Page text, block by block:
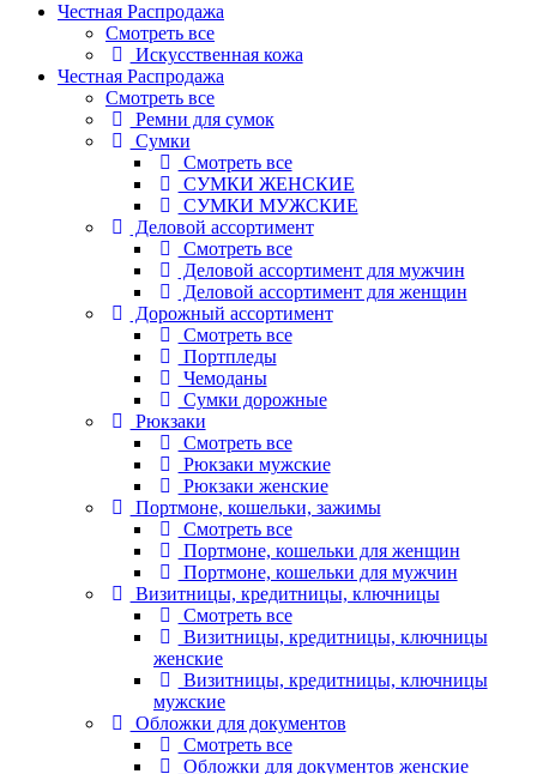
Честная Распродажа
Смотреть все
Искусственная кожа
Честная Распродажа
Смотреть все
Ремни для сумок
Сумки
Смотреть все
СУМКИ ЖЕНСКИЕ
СУМКИ МУЖСКИЕ
Деловой ассортимент
Смотреть все
Деловой ассортимент для мужчин
Деловой ассортимент для женщин
Дорожный ассортимент
Смотреть все
Портпледы
Чемоданы
Сумки дорожные
Рюкзаки
Смотреть все
Рюкзаки мужские
Рюкзаки женские
Портмоне, кошельки, зажимы
Смотреть все
Портмоне, кошельки для женщин
Портмоне, кошельки для мужчин
Визитницы, кредитницы, ключницы
Смотреть все
Визитницы, кредитницы, ключницы
женские
Визитницы, кредитницы, ключницы
мужские
Обложки для документов
Смотреть все
Обложки для документов женские